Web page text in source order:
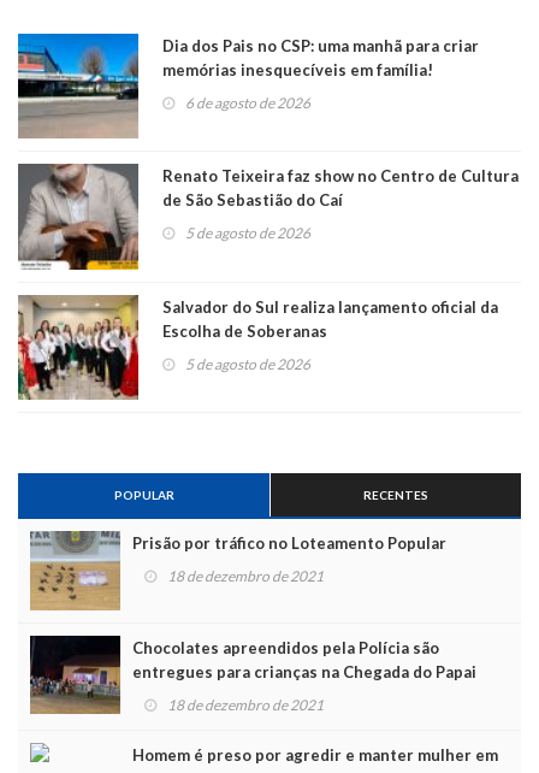
Dia dos Pais no CSP: uma manhã para criar
memórias inesquecíveis em família!
6 de agosto de 2026
Renato Teixeira faz show no Centro de Cultura
de São Sebastião do Caí
5 de agosto de 2026
Salvador do Sul realiza lançamento oficial da
Escolha de Soberanas
5 de agosto de 2026
POPULAR RECENTES
Prisão por tráfico no Loteamento Popular
18 de dezembro de 2021
Chocolates apreendidos pela Polícia são
entregues para crianças na Chegada do Papai
Noel
18 de dezembro de 2021
Homem é preso por agredir e manter mulher em